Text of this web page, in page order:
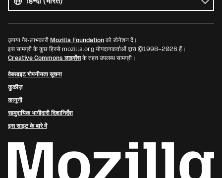
कृपया गैर-लाभकारी Mozilla Foundation को डोनेशन दें।
इस सामग्री के कुछ हिस्से mozilla.org योगदानकर्ताओं द्वारा ©1998–2026 हैं।
Creative Commons लाइसेंसके तहत उपलब्ध सामग्री।
वेबसाइट गोपनीयता सूचना
कुकीज़
कानूनी
सामुदायिक भागीदारी दिशानिर्देश
इस साइट के बारे में